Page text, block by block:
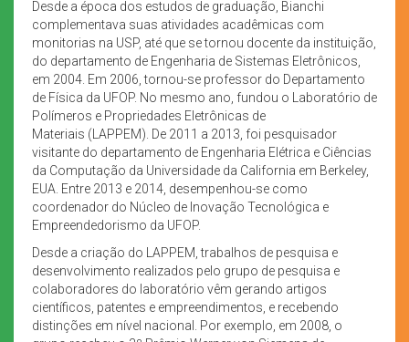
Desde a época dos estudos de graduação, Bianchi
complementava suas atividades acadêmicas com
monitorias na USP, até que se tornou docente da instituição,
do departamento de Engenharia de Sistemas Eletrônicos,
em 2004. Em 2006, tornou-se professor do Departamento
de Física da UFOP. No mesmo ano, fundou o Laboratório de
Polímeros e Propriedades Eletrônicas de
Materiais (LAPPEM). De 2011 a 2013, foi pesquisador
visitante do departamento de Engenharia Elétrica e Ciências
da Computação da Universidade da California em Berkeley,
EUA. Entre 2013 e 2014, desempenhou-se como
coordenador do Núcleo de Inovação Tecnológica e
Empreendedorismo da UFOP.
Desde a criação do LAPPEM, trabalhos de pesquisa e
desenvolvimento realizados pelo grupo de pesquisa e
colaboradores do laboratório vêm gerando artigos
científicos, patentes e empreendimentos, e recebendo
distinções em nível nacional. Por exemplo, em 2008, o